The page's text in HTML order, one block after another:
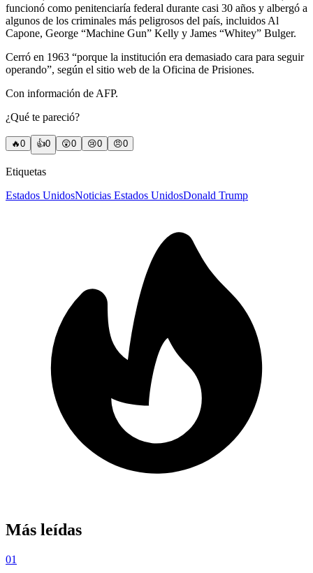
funcionó como penitenciaría federal durante casi 30 años y albergó a
algunos de los criminales más peligrosos del país, incluidos Al
Capone, George “Machine Gun” Kelly y James “Whitey” Bulger.
Cerró en 1963 “porque la institución era demasiado cara para seguir
operando”, según el sitio web de la Oficina de Prisiones.
Con información de AFP.
¿Qué te pareció?
🔥0 👍0 😲0 😢0 😠0
Etiquetas
Estados UnidosNoticias Estados UnidosDonald Trump
Más leídas
01